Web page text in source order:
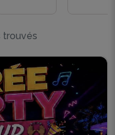
trouvés